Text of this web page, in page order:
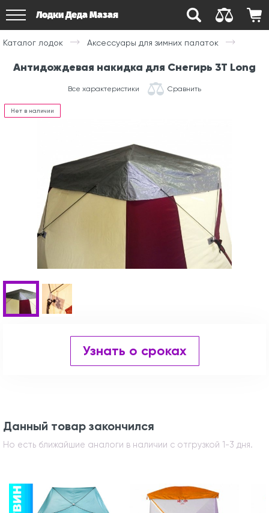
Лодки Деда Мазая
Каталог лодок Аксессуары для зимних палаток
Антидождевая накидка для Снегирь 3T Long
Все характеристики Сравнить
Нет в наличии
Узнать о сроках
Данный товар закончился
Но есть ближайшие аналоги в наличии с отгрузкой 1-3 дня.